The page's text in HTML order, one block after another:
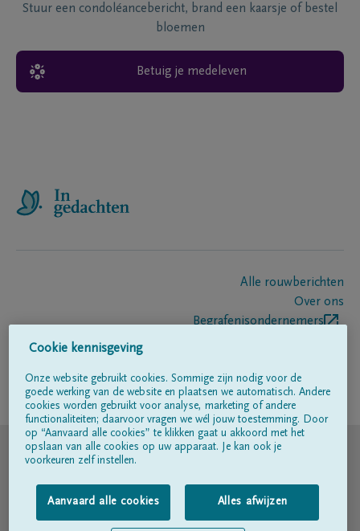
Stuur een condoléancebericht, brand een kaarsje of bestel
bloemen
Betuig je medeleven
Alle rouwberichten
Over ons
Begrafenisondernemers
Volg ons op
© DELA
Gebruiksvoorwaarden
Privacyverklaring
Cookie kennisgeving
Onze website gebruikt cookies. Sommige zijn nodig voor de
goede werking van de website en plaatsen we automatisch. Andere
cookies worden gebruikt voor analyse, marketing of andere
functionaliteiten; daarvoor vragen we wél jouw toestemming. Door
op “Aanvaard alle cookies” te klikken gaat u akkoord met het
opslaan van alle cookies op uw apparaat. Je kan ook je
voorkeuren zelf instellen.
Aanvaard alle cookies Alles afwijzen